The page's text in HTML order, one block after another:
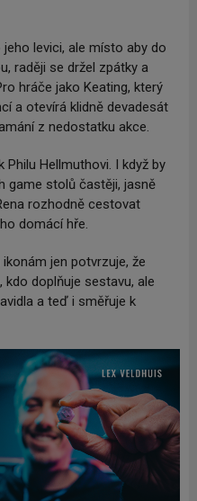
levici, ale místo aby do
raději se držel zpátky a
hráče jako Keating, který
a otevírá klidně devadesát
z nedostatku akce.
Hellmuthovi. I když by
game stolů častěji, jasně
rozhodně cestovat
domácí hře.
jen potvrzuje, že
kdo doplňuje sestavu, ale
a teď i směřuje k